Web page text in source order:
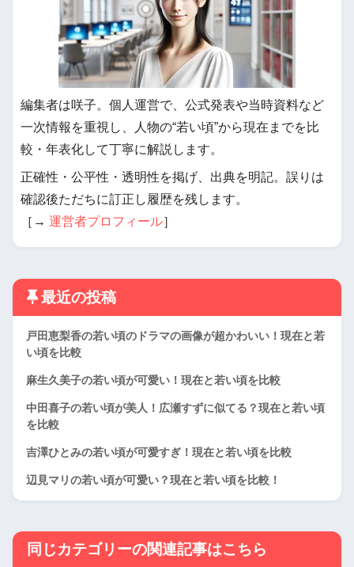
編集者は咲子。個人運営で、公式発表や当時資料など
一次情報を重視し、人物の“若い頃”から現在までを比
較・年表化して丁寧に解説します。
正確性・公平性・透明性を掲げ、出典を明記。誤りは
確認後ただちに訂正し履歴を残します。
［→ 運営者プロフィール］
最近の投稿
戸田恵梨香の若い頃のドラマの画像が超かわいい！現在と若
い頃を比較
麻生久美子の若い頃が可愛い！現在と若い頃を比較
中田喜子の若い頃が美人！広瀬すずに似てる？現在と若い頃
を比較
吉澤ひとみの若い頃が可愛すぎ！現在と若い頃を比較
辺見マリの若い頃が可愛い？現在と若い頃を比較！
同じカテゴリーの関連記事はこちら